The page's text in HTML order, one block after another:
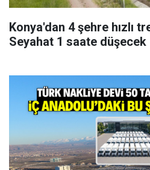
Konya'dan 4 şehre hızlı
Seyahat 1 saate düşecek